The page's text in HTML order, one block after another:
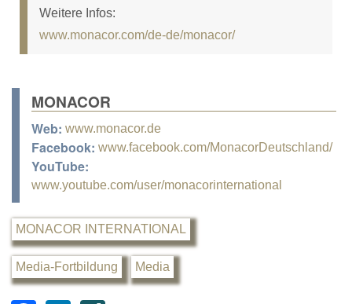
Weitere Infos:
www.monacor.com/de-de/monacor/
MONACOR
Web: www.monacor.de
Facebook: www.facebook.com/MonacorDeutschland/
YouTube:
www.youtube.com/user/monacorinternational
MONACOR INTERNATIONAL
Media-Fortbildung Media